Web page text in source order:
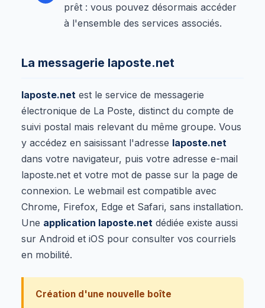
prêt : vous pouvez désormais accéder
à l'ensemble des services associés.
La messagerie laposte.net
laposte.net est le service de messagerie
électronique de La Poste, distinct du compte de
suivi postal mais relevant du même groupe. Vous
y accédez en saisissant l'adresse laposte.net
dans votre navigateur, puis votre adresse e-mail
laposte.net et votre mot de passe sur la page de
connexion. Le webmail est compatible avec
Chrome, Firefox, Edge et Safari, sans installation.
Une application laposte.net dédiée existe aussi
sur Android et iOS pour consulter vos courriels
en mobilité.
Création d'une nouvelle boîte